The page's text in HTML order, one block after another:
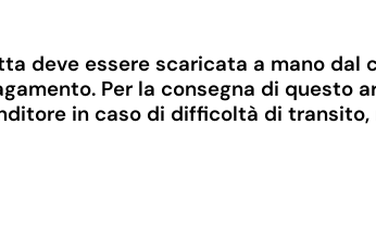
deve essere scaricata a mano dal
Per la consegna di questo
in caso di difficoltà di transito,